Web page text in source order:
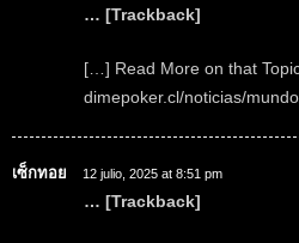
… [Trackback]
[…] Read More on that
dimepoker.cl/noticias/
เซ็กทอย 12 julio, 2025 at 8:51 pm
… [Trackback]